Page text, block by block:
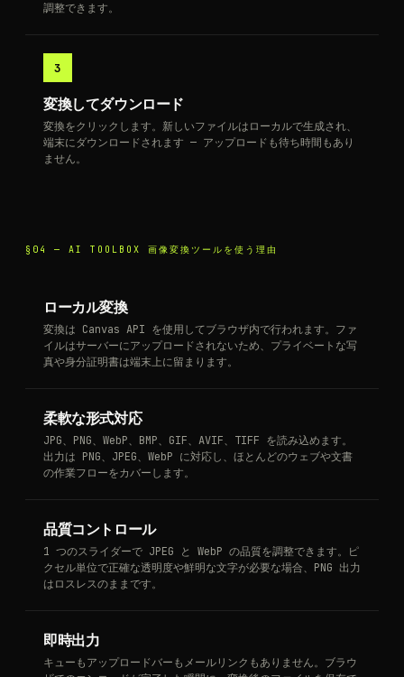
調整できます。
3
変換してダウンロード
変換をクリックします。新しいファイルはローカルで生成され、
端末にダウンロードされます — アップロードも待ち時間もあり
ません。
§04 — AI TOOLBOX 画像変換ツールを使う理由
ローカル変換
変換は Canvas API を使用してブラウザ内で行われます。ファ
イルはサーバーにアップロードされないため、プライベートな写
真や身分証明書は端末上に留まります。
柔軟な形式対応
JPG、PNG、WebP、BMP、GIF、AVIF、TIFF を読み込めます。
出力は PNG、JPEG、WebP に対応し、ほとんどのウェブや文書
の作業フローをカバーします。
品質コントロール
1 つのスライダーで JPEG と WebP の品質を調整できます。ピ
クセル単位で正確な透明度や鮮明な文字が必要な場合、PNG 出力
はロスレスのままです。
即時出力
キューもアップロードバーもメールリンクもありません。ブラウ